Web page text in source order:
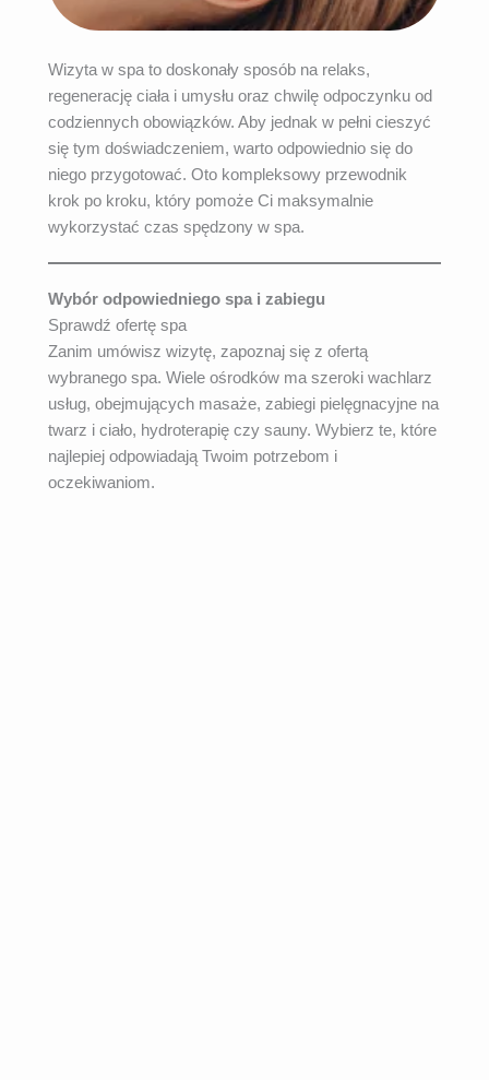
Wizyta w spa to doskonały sposób na relaks,
regenerację ciała i umysłu oraz chwilę odpoczynku od
codziennych obowiązków. Aby jednak w pełni cieszyć
się tym doświadczeniem, warto odpowiednio się do
niego przygotować. Oto kompleksowy przewodnik
krok po kroku, który pomoże Ci maksymalnie
wykorzystać czas spędzony w spa.
Wybór odpowiedniego spa i zabiegu
Sprawdź ofertę spa
Zanim umówisz wizytę, zapoznaj się z ofertą
wybranego spa. Wiele ośrodków ma szeroki wachlarz
usług, obejmujących masaże, zabiegi pielęgnacyjne na
twarz i ciało, hydroterapię czy sauny. Wybierz te, które
najlepiej odpowiadają Twoim potrzebom i
oczekiwaniom.